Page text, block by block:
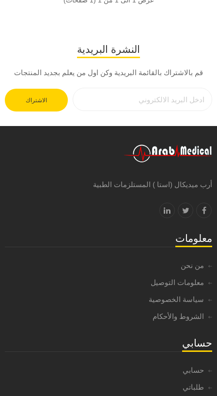
النشرة البريدية
قم بالاشتراك بالقائمة البريدية وكن اول من يعلم بجديد المنتجات
الاشتراك
أرب ميديكال (استا ) المستلزمات الطبية
معلومات
من نحن
معلومات التوصيل
سياسة الخصوصية
الشروط والأحكام
حسابي
حسابي
طلباتي